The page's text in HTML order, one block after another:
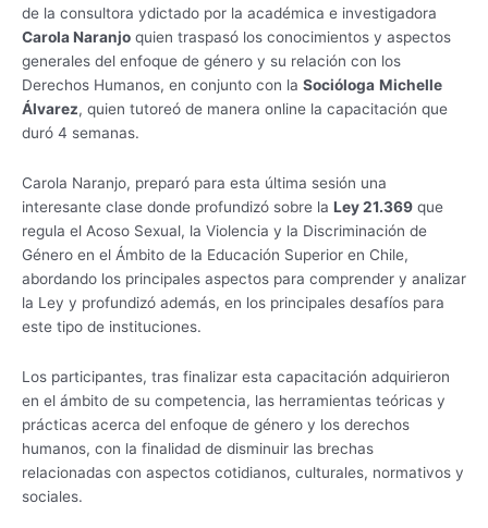
de la consultora ydictado por la académica e investigadora
Carola Naranjo quien traspasó los conocimientos y aspectos
generales del enfoque de género y su relación con los
Derechos Humanos, en conjunto con la Socióloga Michelle
Álvarez, quien tutoreó de manera online la capacitación que
duró 4 semanas.
Carola Naranjo, preparó para esta última sesión una
interesante clase donde profundizó sobre la Ley 21.369 que
regula el Acoso Sexual, la Violencia y la Discriminación de
Género en el Ámbito de la Educación Superior en Chile,
abordando los principales aspectos para comprender y analizar
la Ley y profundizó además, en los principales desafíos para
este tipo de instituciones.
Los participantes, tras finalizar esta capacitación adquirieron
en el ámbito de su competencia, las herramientas teóricas y
prácticas acerca del enfoque de género y los derechos
humanos, con la finalidad de disminuir las brechas
relacionadas con aspectos cotidianos, culturales, normativos y
sociales.